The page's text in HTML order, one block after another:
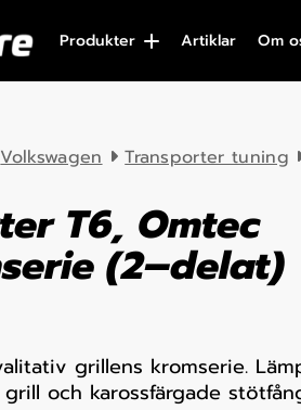
Produkter Artiklar Om
Volkswagen Transporter tuning
T6, Omtec
(2–delat)
grillens kromserie.
och karossfärgade